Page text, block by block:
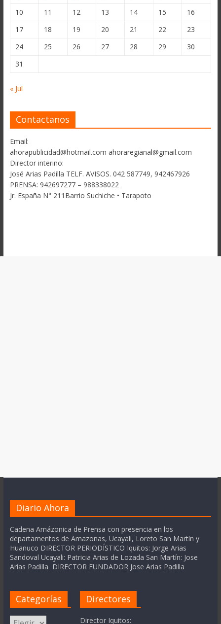
10
11 12 13 14 15
16
17
18 19 20 21 22
23
24
25 26 27 28 29
30
31
« Jul
Contactanos
Email:
ahorapublicidad@hotmail.com ahoraregianal@gmail.com
Director interino:
José Arias Padilla TELF. AVISOS. 042 587749, 942467926
PRENSA: 942697277 – 988338022
Jr. España N° 211Barrio Suchiche • Tarapoto
Diario Ahora
Cadena Amázonica de Prensa con presencia en los
departamentos de Amazonas, Ucayali, Loreto San Martín y
Huanuco DIRECTOR PERIODÍSTICO Iquitos: Jorge Arias
Sandoval Ucayali: Patricia Arias de Lozada San Martín: Jose
Arias Padilla DIRECTOR FUNDADOR Jose Arias Padilla
Categorías
Categorías
Directores
Director Iquitos: